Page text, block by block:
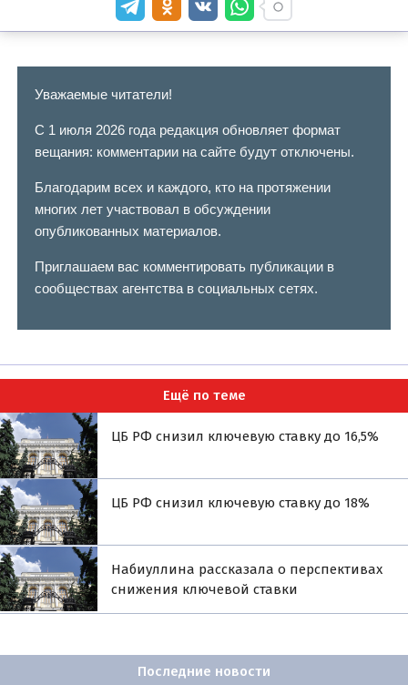
Уважаемые читатели!
С 1 июля 2026 года редакция обновляет формат
вещания: комментарии на сайте будут отключены.
Благодарим всех и каждого, кто на протяжении
многих лет участвовал в обсуждении
опубликованных материалов.
Приглашаем вас комментировать публикации в
сообществах агентства в социальных сетях.
Ещё по теме
ЦБ РФ снизил ключевую ставку до 16,5%
ЦБ РФ снизил ключевую ставку до 18%
Набиуллина рассказала о перспективах
снижения ключевой ставки
Последние новости